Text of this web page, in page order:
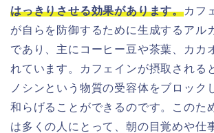
はっきりさせる効果があります。カフ
が自らを防御するために生成するアル
であり、主にコーヒー豆や茶葉、カカ
れています。カフェインが摂取される
ノシンという物質の受容体をブロック
和らげることができるのです。このた
は多くの人にとって、朝の目覚めや仕